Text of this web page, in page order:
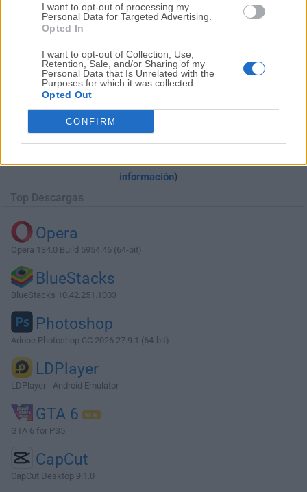
I want to opt-out of processing my
Personal Data for Targeted Advertising.
Opted In
I want to opt-out of Collection, Use,
Retention, Sale, and/or Sharing of my
Personal Data that Is Unrelated with the
Purposes for which it was collected.
Opted Out
CONFIRM
Descargar Beyond Compare 5.0.7 Build
30840
información)
Top Descargas
Opera
Opera 134.0 Build 5954.46 (64-bit)
BlueStacks
BlueStacks 10.42.251.1003
Photoshop
Adobe Photoshop CC 2026 27.9.1 (64-bit)
LDPlayer
LDPlayer - Android Emulator
GTA 6
GTA 6 for PS5
CapCut
CapCut Desktop 9.1.0